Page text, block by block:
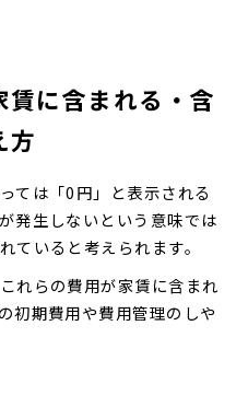
に含まれる・含
方
ては「0円」と表示される
発生しないという意味では
ていると考えられます。
れらの費用が家賃に含まれ
初期費用や費用管理のしや